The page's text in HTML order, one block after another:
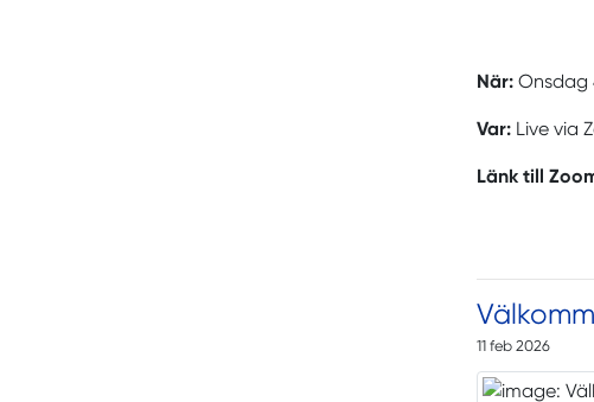
När: Onsdag
Var: Live via
Länk till
11 feb 2026